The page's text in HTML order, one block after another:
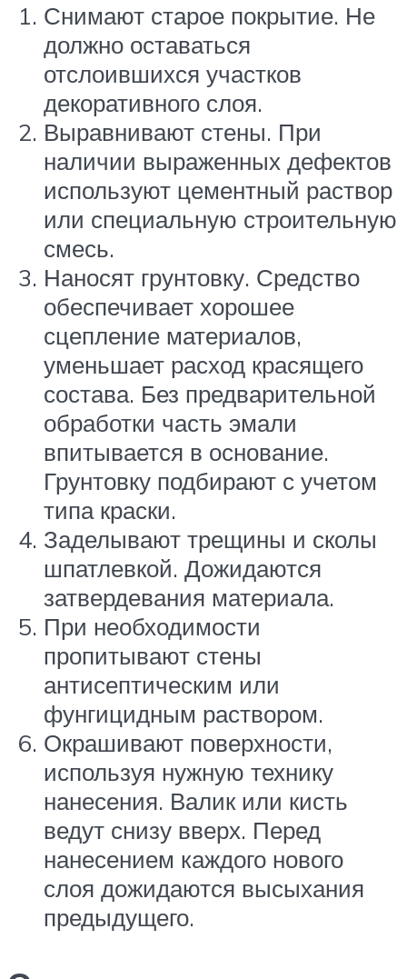
Снимают старое покрытие. Не
должно оставаться
отслоившихся участков
декоративного слоя.
Выравнивают стены. При
наличии выраженных дефектов
используют цементный раствор
или специальную строительную
смесь.
Наносят грунтовку. Средство
обеспечивает хорошее
сцепление материалов,
уменьшает расход красящего
состава. Без предварительной
обработки часть эмали
впитывается в основание.
Грунтовку подбирают с учетом
типа краски.
Заделывают трещины и сколы
шпатлевкой. Дожидаются
затвердевания материала.
При необходимости
пропитывают стены
антисептическим или
фунгицидным раствором.
Окрашивают поверхности,
используя нужную технику
нанесения. Валик или кисть
ведут снизу вверх. Перед
нанесением каждого нового
слоя дожидаются высыхания
предыдущего.